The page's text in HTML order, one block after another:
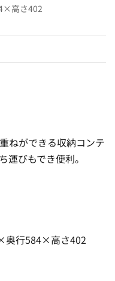
高さ402
ねができる収納コンテ
運びもでき便利。
奥行584×高さ402